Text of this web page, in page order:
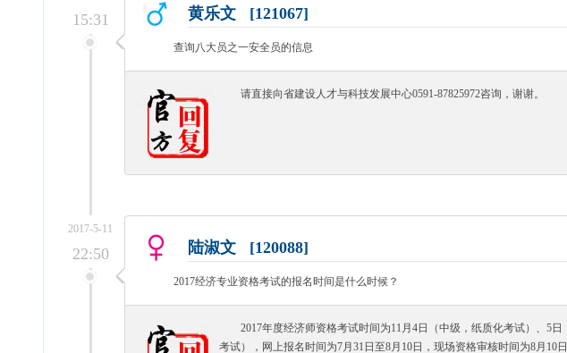
15:31 黄乐文 [121067]
查询八大员之一安全员的信息
请直接向省建设人才与科技发展中心0591-87825972咨询，谢谢。
2017-5-11
22:50 陆淑文 [120088]
2017经济专业资格考试的报名时间是什么时候？
2017年度经济师资格考试时间为11月4日（中级，纸质化考试）、5日
考试），网上报名时间为7月31日至8月10日，现场资格审核时间为8月10